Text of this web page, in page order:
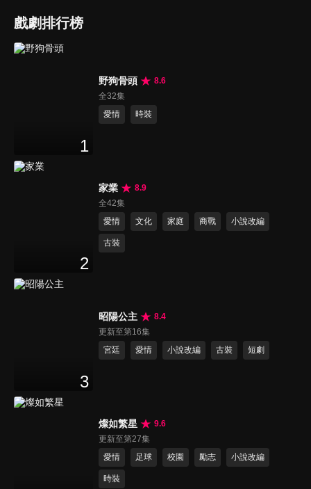
戲劇排行榜
1
野狗骨頭
8.6
全32集
愛情
時裝
2
家業
8.9
全42集
愛情
文化 家庭 商戰 小說改編
古裝
3
昭陽公主
8.4
更新至第16集
宮廷
愛情 小說改編 古裝 短劇
燦如繁星
9.6
更新至第27集
愛情
足球 校園 勵志 小說改編
時裝